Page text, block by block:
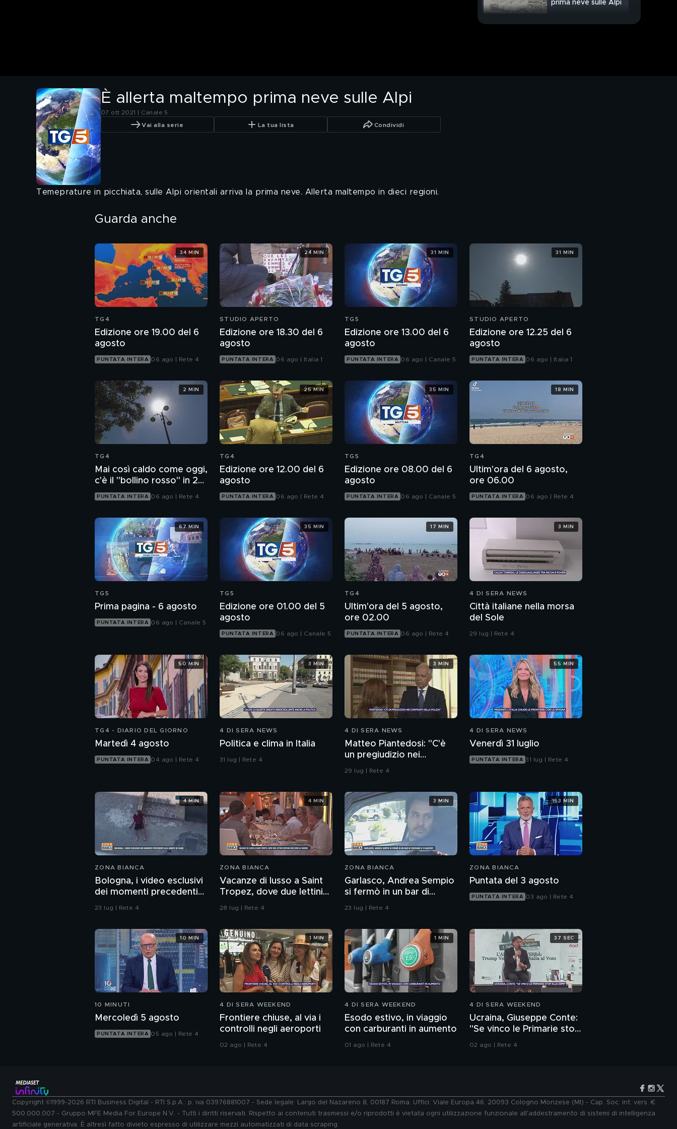
prima neve sulle Alpi
È allerta maltempo prima neve sulle Alpi
07 ott 2021 | Canale 5
Vai alla serie La tua lista Condividi
Temeprature in picchiata, sulle Alpi orientali arriva la prima neve. Allerta maltempo in dieci regioni.
Guarda anche
TG4
Edizione ore 19.00 del 6
agosto
PUNTATA INTERA 06 ago | Rete 4
34 MIN
STUDIO APERTO
Edizione ore 18.30 del 6
agosto
PUNTATA INTERA 06 ago | Italia 1
24 MIN
TG5
Edizione ore 13.00 del 6
agosto
PUNTATA INTERA 06 ago | Canale 5
31 MIN
STUDIO APERTO
Edizione ore 12.25 del 6
agosto
PUNTATA INTERA 06 ago | Italia 1
31 MIN
TG4
Mai così caldo come oggi,
c'è il "bollino rosso" in 27
città
PUNTATA INTERA 06 ago | Rete 4
2 MIN
TG4
Edizione ore 12.00 del 6
agosto
PUNTATA INTERA 06 ago | Rete 4
25 MIN
TG5
Edizione ore 08.00 del 6
agosto
PUNTATA INTERA 06 ago | Canale 5
35 MIN
TG4
Ultim'ora del 6 agosto,
ore 06.00
PUNTATA INTERA 06 ago | Rete 4
18 MIN
TG5
Prima pagina - 6 agosto
PUNTATA INTERA 06 ago | Canale 5
67 MIN
TG5
Edizione ore 01.00 del 5
agosto
PUNTATA INTERA 06 ago | Canale 5
35 MIN
TG4
Ultim'ora del 5 agosto,
ore 02.00
PUNTATA INTERA 06 ago | Rete 4
17 MIN
4 DI SERA NEWS
Città italiane nella morsa
del Sole
29 lug | Rete 4
3 MIN
TG4 - DIARIO DEL GIORNO
Martedì 4 agosto
PUNTATA INTERA 04 ago | Rete 4
50 MIN
4 DI SERA NEWS
Politica e clima in Italia
31 lug | Rete 4
3 MIN
4 DI SERA NEWS
Matteo Piantedosi: "C'è
un pregiudizio nei
confronti della polizia"
29 lug | Rete 4
3 MIN
4 DI SERA NEWS
Venerdì 31 luglio
PUNTATA INTERA 31 lug | Rete 4
55 MIN
ZONA BIANCA
Bologna, i video esclusivi
dei momenti precedenti
alla morte di Fakir
23 lug | Rete 4
4 MIN
ZONA BIANCA
Vacanze di lusso a Saint
Tropez, dove due lettini
costano 800 euro al
28 lug | Rete 4
4 MIN
ZONA BIANCA
Garlasco, Andrea Sempio
si fermò in un bar di
Vigevano il 13 agosto?
23 lug | Rete 4
3 MIN
ZONA BIANCA
Puntata del 3 agosto
PUNTATA INTERA 03 ago | Rete 4
153 MIN
10 MINUTI
Mercoledì 5 agosto
PUNTATA INTERA 05 ago | Rete 4
10 MIN
4 DI SERA WEEKEND
Frontiere chiuse, al via i
controlli negli aeroporti
02 ago | Rete 4
1 MIN
4 DI SERA WEEKEND
Esodo estivo, in viaggio
con carburanti in aumento
01 ago | Rete 4
1 MIN
4 DI SERA WEEKEND
Ucraina, Giuseppe Conte:
"Se vinco le Primarie stop
alle armi"
02 ago | Rete 4
37 SEC
Copyright ©1999-2026 RTI Business Digital - RTI S.p.A.: p. iva 03976881007 - Sede legale: Largo del Nazareno 8, 00187 Roma. Uffici: Viale Europa 46, 20093 Cologno Monzese (MI) - Cap. Soc. int. vers. €
500.000.007 - Gruppo MFE Media For Europe N.V. - Tutti i diritti riservati. Rispetto ai contenuti trasmessi e/o riprodotti è vietata ogni utilizzazione funzionale all'addestramento di sistemi di intelligenza
artificiale generativa. È altresì fatto divieto espresso di utilizzare mezzi automatizzati di data scraping.